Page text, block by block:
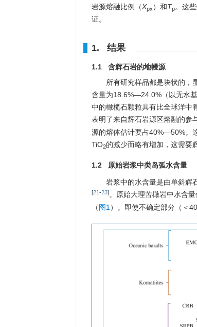
岩源熔融比例（Xpx ）和Tp。这
证。
1. 结果
1.1 含辉石岩的地幔源
所有研究样品都是块状的，
含量为18.6%—24.0%（以无水
中的橄榄石颗粒具有比全球洋中
表明了来自辉石岩源区熔融的参
源的熔体估计要占40%—50%。
TiO2的减少而略有增加，这需要
1.2 原始岩浆中类岛弧水含量
岩浆中的水含量是由单斜辉
[21-23]。原始大理苦橄岩中水含
（图1 ）。即使不确定部分（＜